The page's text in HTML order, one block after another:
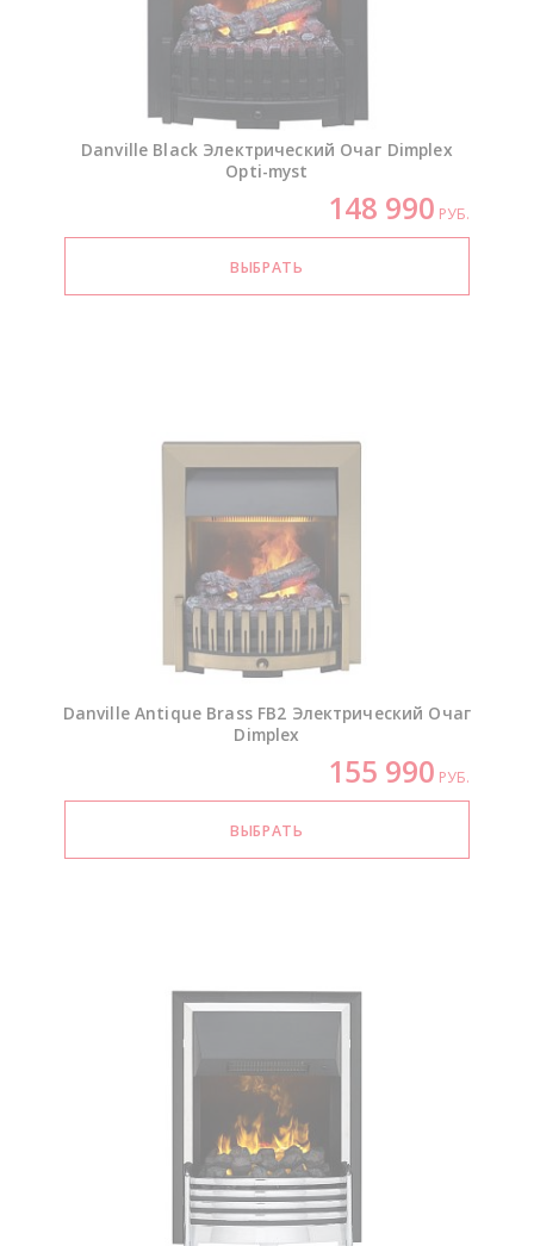
Danville Black Электрический Очаг Dimplex
Opti-myst
148 990 РУБ.
Danville Antique Brass FB2 Электрический Очаг
Dimplex
155 990 РУБ.